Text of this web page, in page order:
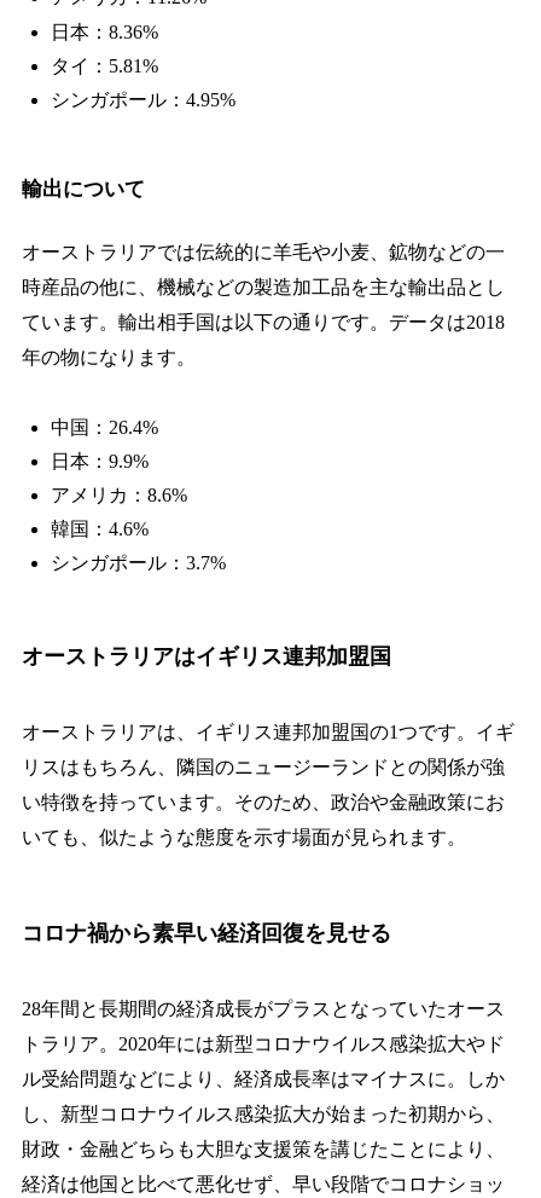
日本：8.36%
タイ：5.81%
シンガポール：4.95%
輸出について
オーストラリアでは伝統的に羊毛や小麦、鉱物などの一
時産品の他に、機械などの製造加工品を主な輸出品とし
ています。輸出相手国は以下の通りです。データは2018
年の物になります。
中国：26.4%
日本：9.9%
アメリカ：8.6%
韓国 ：4.6%
シンガポール：3.7%
オーストラリアはイギリス連邦加盟国
オーストラリアは、イギリス連邦加盟国の1つです。イギ
リスはもちろん、隣国のニュージーランドとの関係が強
い特徴を持っています。そのため、政治や金融政策にお
いても、似たような態度を示す場面が見られます。
コロナ禍から素早い経済回復を見せる
28年間と長期間の経済成長がプラスとなっていたオース
トラリア。2020年には新型コロナウイルス感染拡大やド
ル受給問題などにより、経済成長率はマイナスに。しか
し、新型コロナウイルス感染拡大が始まった初期から、
財政・金融どちらも大胆な支援策を講じたことにより、
経済は他国と比べて悪化せず、早い段階でコロナショッ